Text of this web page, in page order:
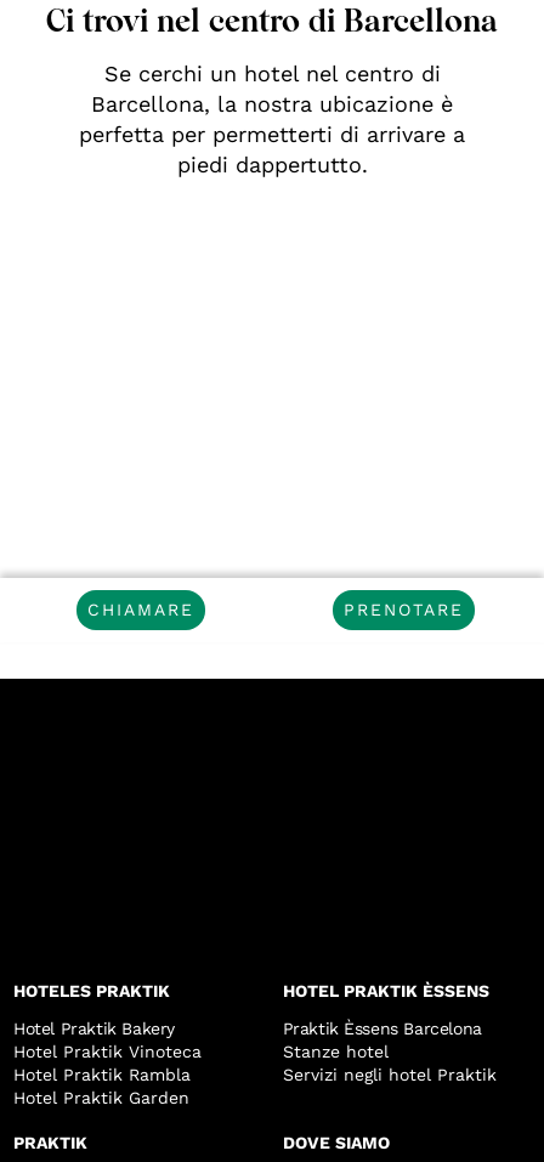
Ci trovi nel centro di Barcellona
Se cerchi un hotel nel centro di
Barcellona, la nostra ubicazione è
perfetta per permetterti di arrivare a
piedi dappertutto.
CHIAMARE PRENOTARE
HOTELES PRAKTIK
Hotel Praktik Bakery
Hotel Praktik Vinoteca
Hotel Praktik Rambla
Hotel Praktik Garden
HOTEL PRAKTIK ÈSSENS
Praktik Èssens Barcelona
Stanze hotel
Servizi negli hotel Praktik
PRAKTIK DOVE SIAMO